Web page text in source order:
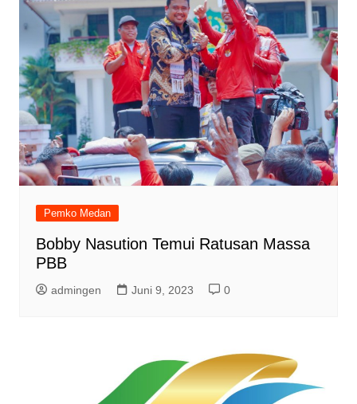
Pemko Medan
Bobby Nasution Temui Ratusan Massa
PBB
admingen Juni 9, 2023 0